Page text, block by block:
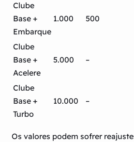
Clube
Base +
Embarque
1.000 500
Clube
Base +
Acelere
5.000 –
Clube
Base +
Turbo
10.000 –
Os valores podem sofrer